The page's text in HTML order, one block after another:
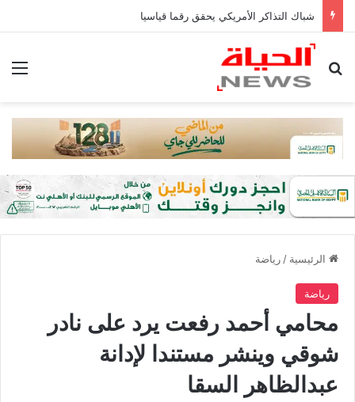
شباك التذاكر الأمريكي يحقق رقما قياسيا
بحث عن
الرئيسية / رياضة
رياضة
محامي أحمد رفعت يرد على نادر
شوقي وينشر مستندا لإدانة
عبدالظاهر السقا